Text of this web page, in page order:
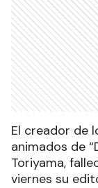
El creador de
animados de
Toriyama,
viernes su